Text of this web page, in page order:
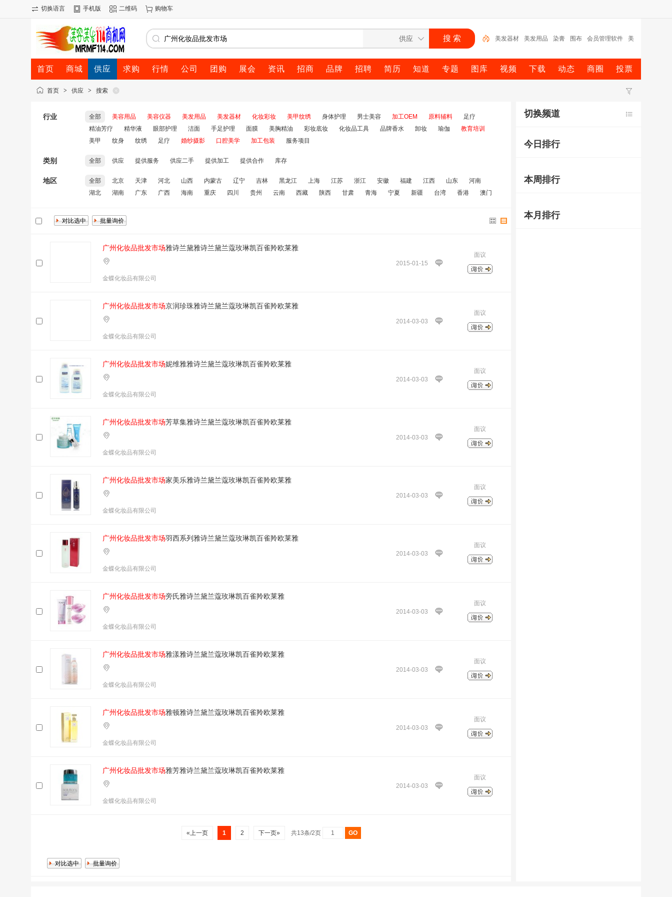
切换语言 手机版 二维码 购物车
美发器材 美发用品 染膏 围布 会员管理软件 美
奇丝 美容用品 洗发 美容仪器 美发工具
首页 商城 供应 求购 行情 公司 团购 展会 资讯 招商 品牌 招聘 简历 知道 专题 图库 视频 下载 动态 商圈 投票
首页 > 供应 > 搜索
行业 全部 美容用品 美容仪器 美发用品 美发器材 化妆彩妆 美甲纹绣 身体护理 男士美容 加工OEM 原料辅料
足疗
精油芳疗
精华液 眼部护理 洁面 手足护理 面膜 美胸精油 彩妆底妆 化妆品工具 品牌香水 卸妆 瑜伽
教育培训
美甲
纹身 纹绣 足疗 婚纱摄影 口腔美学 加工包装 服务项目
类别 全部 供应 提供服务 供应二手 提供加工 提供合作 库存
地区 全部 北京 天津 河北 山西 内蒙古 辽宁 吉林 黑龙江 上海 江苏 浙江 安徽 福建 江西 山东
河南
湖北
湖南 广东 广西 海南 重庆 四川 贵州 云南 西藏 陕西 甘肃 青海 宁夏 新疆 台湾 香港 澳门
广州化妆品批发市场雅诗兰黛雅诗兰黛兰蔻玫琳凯百雀羚欧莱雅
2015-01-15
金蝶化妆品有限公司
面议
广州化妆品批发市场京润珍珠雅诗兰黛兰蔻玫琳凯百雀羚欧莱雅
2014-03-03
金蝶化妆品有限公司
面议
广州化妆品批发市场妮维雅雅诗兰黛兰蔻玫琳凯百雀羚欧莱雅
2014-03-03
金蝶化妆品有限公司
面议
广州化妆品批发市场芳草集雅诗兰黛兰蔻玫琳凯百雀羚欧莱雅
2014-03-03
金蝶化妆品有限公司
面议
广州化妆品批发市场家美乐雅诗兰黛兰蔻玫琳凯百雀羚欧莱雅
2014-03-03
金蝶化妆品有限公司
面议
广州化妆品批发市场羽西系列雅诗兰黛兰蔻玫琳凯百雀羚欧莱雅
2014-03-03
金蝶化妆品有限公司
面议
广州化妆品批发市场旁氏雅诗兰黛兰蔻玫琳凯百雀羚欧莱雅
2014-03-03
金蝶化妆品有限公司
面议
广州化妆品批发市场雅漾雅诗兰黛兰蔻玫琳凯百雀羚欧莱雅
2014-03-03
金蝶化妆品有限公司
面议
广州化妆品批发市场雅顿雅诗兰黛兰蔻玫琳凯百雀羚欧莱雅
2014-03-03
金蝶化妆品有限公司
面议
广州化妆品批发市场雅芳雅诗兰黛兰蔻玫琳凯百雀羚欧莱雅
2014-03-03
金蝶化妆品有限公司
面议
«上一页 1 2 下一页» 共13条/2页
切换频道
今日排行
本周排行
本月排行